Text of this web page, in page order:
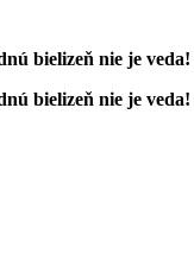
bielizeň nie je veda!
bielizeň nie je veda!